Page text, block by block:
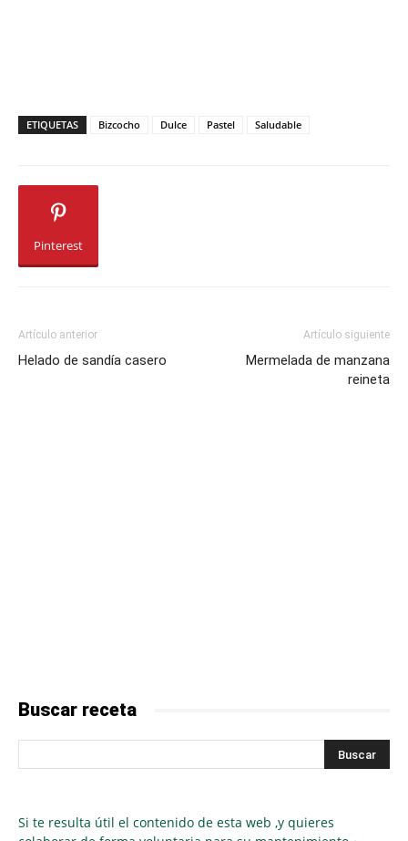
ETIQUETAS Bizcocho Dulce Pastel Saludable
Pinterest
Artículo anterior
Helado de sandía casero
Artículo siguiente
Mermelada de manzana
reineta
Buscar receta
Si te resulta útil el contenido de esta web ,y quieres